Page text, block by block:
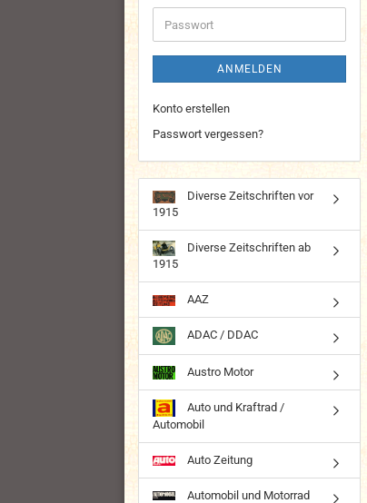
Adresse
Passwort
ANMELDEN
Konto erstellen
Passwort vergessen?
Diverse Zeitschriften vor
1915
Diverse Zeitschriften ab
1915
AAZ
ADAC / DDAC
Austro Motor
Auto und Kraftrad /
Automobil
Auto Zeitung
Automobil und Motorrad